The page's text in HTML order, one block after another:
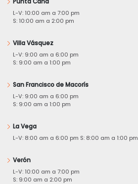
L-V: 10:00 am a 7:00 pm
S: 10:00 am a 2:00 pm
Villa Vásquez
L-V: 9:00 am a 6:00 pm
S: 9:00 am a 1:00 pm
San Francisco de Macorís
L-V: 9:00 am a 6:00 pm
S: 9:00 am a 1:00 pm
La Vega
L-V: 8:00 am a 6:00 pm S: 8:00 am a 1:00 pm
Verón
L-V: 10:00 am a 7:00 pm
S: 9:00 am a 2:00 pm